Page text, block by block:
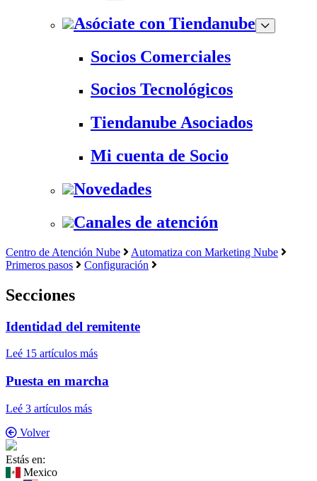
Asóciate con Tiendanube
Socios Comerciales
Socios Tecnológicos
Tiendanube Asociados
Mi cuenta de Socio
Novedades
Canales de atención
Centro de Atención Nube
Automatiza con Marketing Nube
Primeros pasos
Configuración
Secciones
Identidad del remitente
Leé 15 artículos más
Puesta en marcha
Leé 3 artículos más
Volver
Estás en:
Mexico